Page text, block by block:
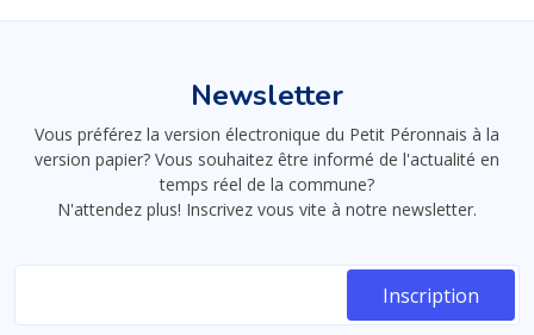
Newsletter
Vous préférez la version électronique du Petit Péronnais à la
version papier? Vous souhaitez être informé de l'actualité en
temps réel de la commune?
N'attendez plus! Inscrivez vous vite à notre newsletter.